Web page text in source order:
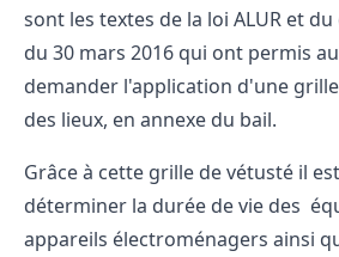
sont les textes de la loi ALUR et
du 30 mars 2016 qui ont permis
demander l'application d'une
des lieux, en annexe du bail.
Grâce à cette grille de vétusté il
déterminer la durée de vie des
appareils électroménagers ainsi